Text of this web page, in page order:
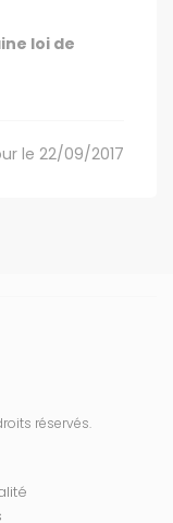
loi de
le 22/09/2017
réservés.